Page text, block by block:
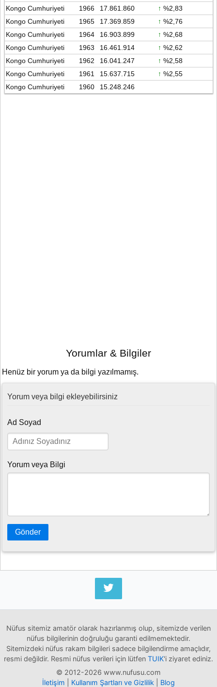
Kongo Cumhuriyeti
1966 17.861.860 ↑ %2,83
Kongo Cumhuriyeti
1965 17.369.859 ↑ %2,76
Kongo Cumhuriyeti
1964 16.903.899 ↑ %2,68
Kongo Cumhuriyeti
1963 16.461.914 ↑ %2,62
Kongo Cumhuriyeti
1962 16.041.247 ↑ %2,58
Kongo Cumhuriyeti
1961 15.637.715 ↑ %2,55
Kongo Cumhuriyeti
1960 15.248.246
Yorumlar & Bilgiler
Henüz bir yorum ya da bilgi yazılmamış.
Yorum veya bilgi ekleyebilirsiniz
Ad Soyad
Yorum veya Bilgi
Gönder
Nüfus sitemiz amatör olarak hazırlanmış olup, sitemizde verilen
nüfus bilgilerinin doğruluğu garanti edilmemektedir.
Sitemizdeki nüfus rakam bilgileri sadece bilgilendirme amaçlıdır,
resmi değildir. Resmi nüfus verileri için lütfen TUIK'i ziyaret ediniz.
© 2012-2026 www.nufusu.com
İletişim
Kullanım Şartları ve Gizlilik Blog